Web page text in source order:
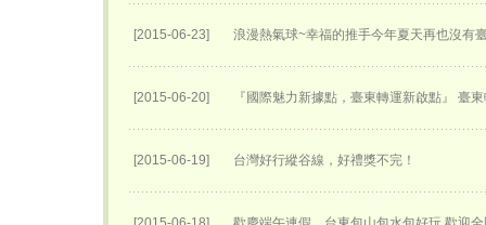
[2015-06-23] 浪漫熱氣球~幸福的推手今年夏天再也沒有
[2015-06-20] 『國際魅力新據點，臺東轉運新啟點』 臺東
[2015-06-19] 台灣好行縱谷線，好禮獎不完！